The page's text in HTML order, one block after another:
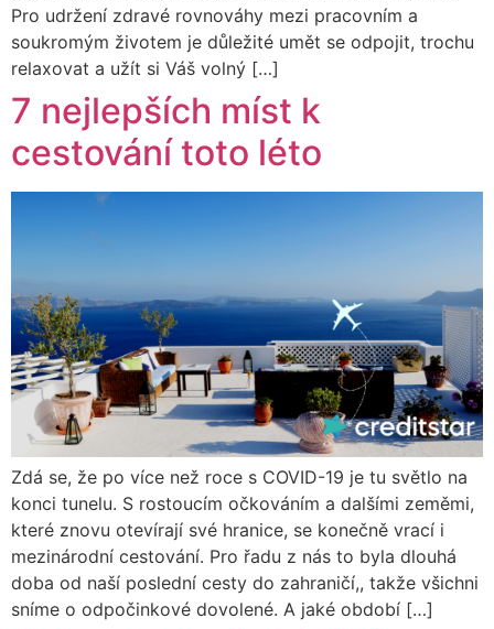
Pro udržení zdravé rovnováhy mezi pracovním a
soukromým životem je důležité umět se odpojit, trochu
relaxovat a užít si Váš volný […]
7 nejlepších míst k
cestování toto léto
Zdá se, že po více než roce s COVID-19 je tu světlo na
konci tunelu. S rostoucím očkováním a dalšími zeměmi,
které znovu otevírají své hranice, se konečně vrací i
mezinárodní cestování. Pro řadu z nás to byla dlouhá
doba od naší poslední cesty do zahraničí,, takže všichni
sníme o odpočinkové dovolené. A jaké období […]